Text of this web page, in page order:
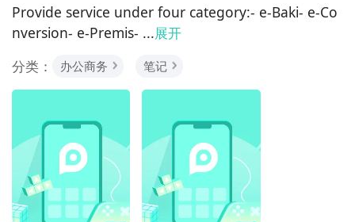
Provide service under four category:- e-Baki- e-Co
nversion- e-Premis- ...展开
分类：
办公商务 笔记